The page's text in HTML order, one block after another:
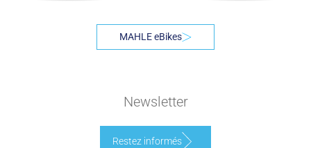
MAHLE eBikes
Newsletter
Restez informés